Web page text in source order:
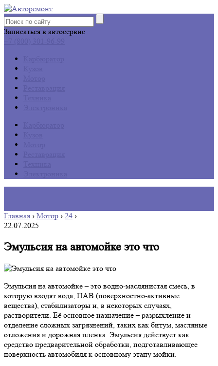
Записаться в автосервис
Главная › Мотор › 24 ›
22.07.2025
Эмульсия на автомойке это что
Эмульсия на автомойке – это водно-маслянистая смесь, в
которую входят вода, ПАВ (поверхностно-активные
вещества), стабилизаторы и, в некоторых случаях,
растворители. Её основное назначение – разрыхление и
отделение сложных загрязнений, таких как битум, масляные
отложения и дорожная пленка. Эмульсия действует как
средство предварительной обработки, подготавливающее
поверхность автомобиля к основному этапу мойки.